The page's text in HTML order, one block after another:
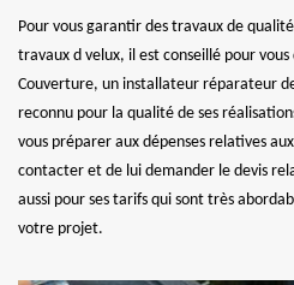
Pour vous garantir des travaux de
travaux d velux, il est conseillé pour
Couverture, un installateur réparateur
reconnu pour la qualité de ses
vous préparer aux dépenses relatives
contacter et de lui demander le devis
aussi pour ses tarifs qui sont très
votre projet.